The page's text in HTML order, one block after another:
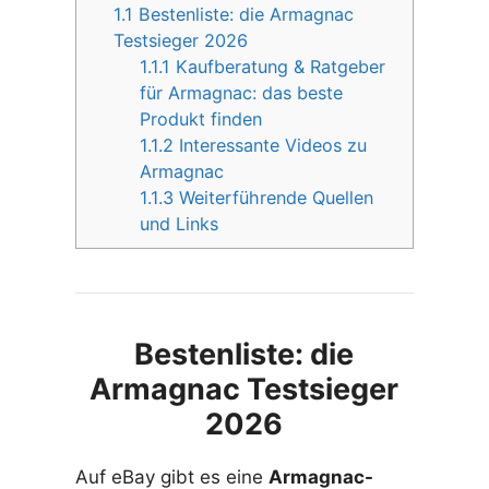
1.1 Bestenliste: die Armagnac
Testsieger 2026
1.1.1 Kaufberatung & Ratgeber
für Armagnac: das beste
Produkt finden
1.1.2 Interessante Videos zu
Armagnac
1.1.3 Weiterführende Quellen
und Links
Bestenliste: die
Armagnac Testsieger
2026
Auf eBay gibt es eine Armagnac-